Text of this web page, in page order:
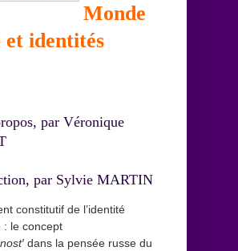
Monde
et identités
par Véronique
par Sylvie MARTIN
constitutif de l’identité
: le concept
dans la pensée russe du